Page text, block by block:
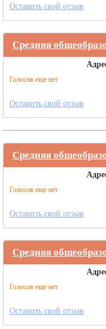
Оставить свой отзыв
Средняя
Голосов еще нет
Оставить свой отзыв
Средняя
Голосов еще нет
Оставить свой отзыв
Средняя
Голосов еще нет
Оставить свой отзыв